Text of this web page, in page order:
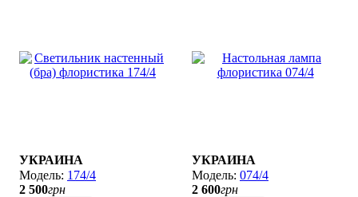
УКРАИНА
174/4
2 500грн
УКРАИНА
074/4
2 600грн